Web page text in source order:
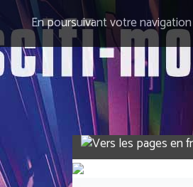
En poursuivant votre